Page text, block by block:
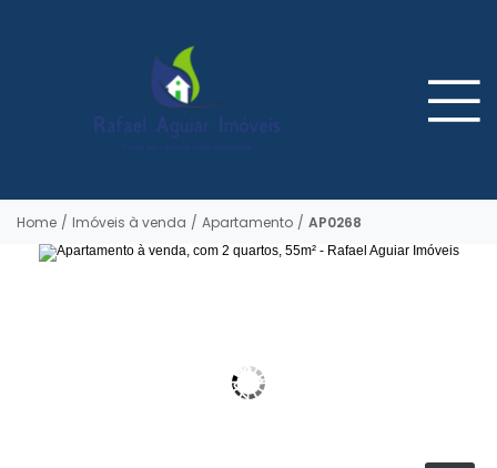
Home / Imóveis à venda / Apartamento / AP0268